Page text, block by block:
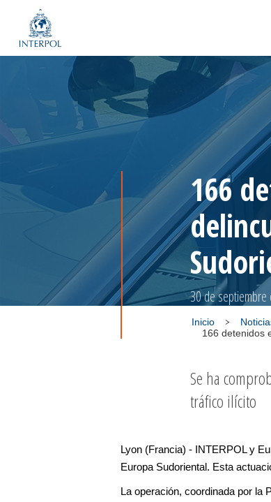
166
30 de septiembre
Inicio
166 detenidos
Se ha
tráfico ilícito
Lyon (Francia) - INTERPOL y
Europa Sudoriental. Esta
La operación, coordinada por la